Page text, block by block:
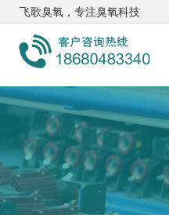
飞歌臭氧，专注臭氧科技